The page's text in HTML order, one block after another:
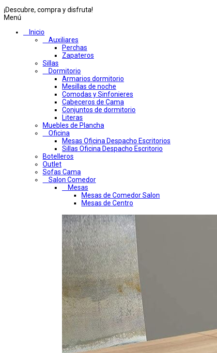
¡Descubre, compra y disfruta!
Menú
Inicio
Auxiliares
Perchas
Zapateros
Sillas
Dormitorio
Armarios dormitorio
Mesillas de noche
Comodas y Sinfonieres
Cabeceros de Cama
Conjuntos de dormitorio
Literas
Muebles de Plancha
Oficina
Mesas Oficina Despacho Escritorios
Sillas Oficina Despacho Escritorio
Botelleros
Outlet
Sofas Cama
Salon Comedor
Mesas
Mesas de Comedor Salon
Mesas de Centro